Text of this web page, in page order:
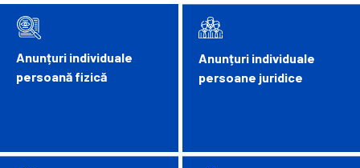
Anunțuri individuale
persoană fizică
Anunțuri individuale
persoane juridice